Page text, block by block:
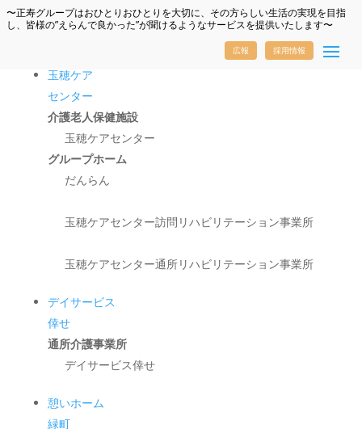
〜正寿グループはおひとりおひとりを大切に、その方らしい生活の実現を目指
し、皆様の”えらんで良かった”が聞けるようなサービスを提供いたします〜
広報 採用情報
玉穂ケア
センター
介護老人保健施設
玉穂ケアセンター
グループホーム
だんらん
玉穂ケアセンター訪問リハビリテーション事業所
玉穂ケアセンター通所リハビリテーション事業所
デイサービス
倖せ
通所介護事業所
デイサービス倖せ
憩いホーム
緑町